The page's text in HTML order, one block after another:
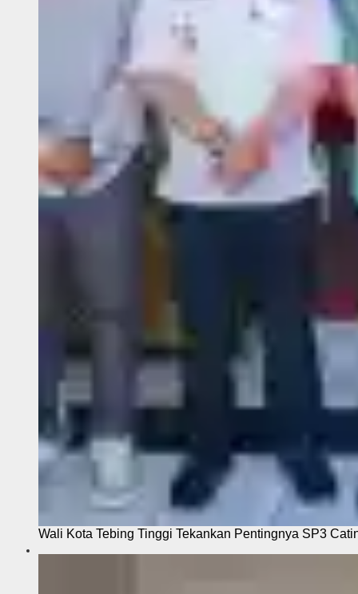
Wali Kota Tebing Tinggi Tekankan Pentingnya SP3